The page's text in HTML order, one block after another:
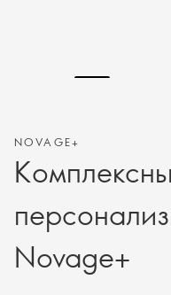
NOVAGE+
Novage+